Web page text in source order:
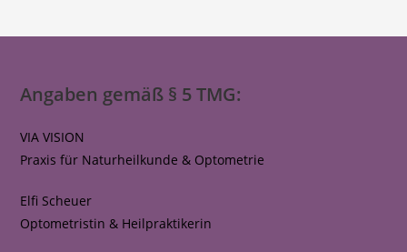
Angaben gemäß § 5 TMG:
VIA VISION
Praxis für Naturheilkunde & Optometrie
Elfi Scheuer
Optometristin & Heilpraktikerin